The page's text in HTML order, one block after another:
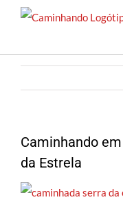
Saltar
Caminhando
da Estrela